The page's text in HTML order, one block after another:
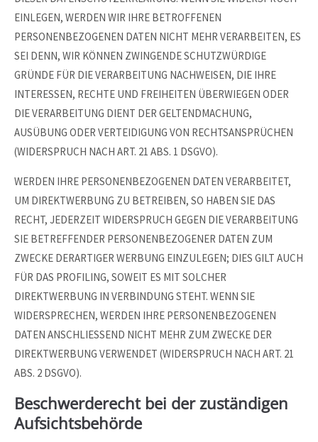
EINLEGEN, WERDEN WIR IHRE BETROFFENEN
PERSONENBEZOGENEN DATEN NICHT MEHR VERARBEITEN, ES
SEI DENN, WIR KÖNNEN ZWINGENDE SCHUTZWÜRDIGE
GRÜNDE FÜR DIE VERARBEITUNG NACHWEISEN, DIE IHRE
INTERESSEN, RECHTE UND FREIHEITEN ÜBERWIEGEN ODER
DIE VERARBEITUNG DIENT DER GELTENDMACHUNG,
AUSÜBUNG ODER VERTEIDIGUNG VON RECHTSANSPRÜCHEN
(WIDERSPRUCH NACH ART. 21 ABS. 1 DSGVO).
WERDEN IHRE PERSONENBEZOGENEN DATEN VERARBEITET,
UM DIREKTWERBUNG ZU BETREIBEN, SO HABEN SIE DAS
RECHT, JEDERZEIT WIDERSPRUCH GEGEN DIE VERARBEITUNG
SIE BETREFFENDER PERSONENBEZOGENER DATEN ZUM
ZWECKE DERARTIGER WERBUNG EINZULEGEN; DIES GILT AUCH
FÜR DAS PROFILING, SOWEIT ES MIT SOLCHER
DIREKTWERBUNG IN VERBINDUNG STEHT. WENN SIE
WIDERSPRECHEN, WERDEN IHRE PERSONENBEZOGENEN
DATEN ANSCHLIESSEND NICHT MEHR ZUM ZWECKE DER
DIREKTWERBUNG VERWENDET (WIDERSPRUCH NACH ART. 21
ABS. 2 DSGVO).
Beschwerde­recht bei der zuständigen
Aufsichts­behörde